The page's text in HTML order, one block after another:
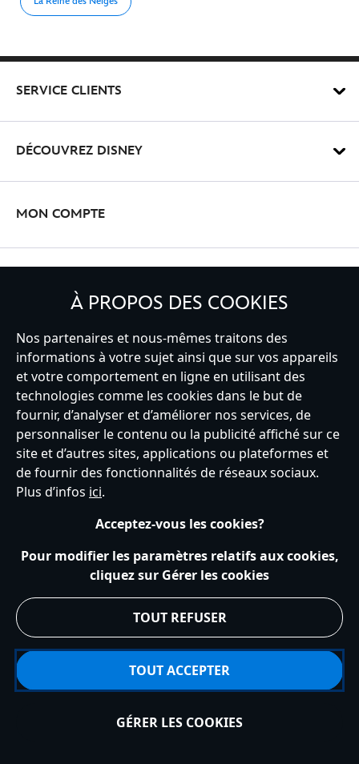
Épuisé
5004052510002M.html
SERVICE CLIENTS
DÉCOUVREZ DISNEY
MON COMPTE
France
Service clients Conditions d’utilisation
Trouver un magasin
Plan du site
Règles de respect de la vie privée
Politique de cookies
Notice relative à la confidentialité
Conditions générales de vente
À PROPOS DES COOKIES
Nos partenaires et nous-mêmes traitons des
informations à votre sujet ainsi que sur vos appareils
et votre comportement en ligne en utilisant des
technologies comme les cookies dans le but de
fournir, d’analyser et d’améliorer nos services, de
personnaliser le contenu ou la publicité affiché sur ce
site et d’autres sites, applications ou plateformes et
de fournir des fonctionnalités de réseaux sociaux.
Plus d’infos ici.
Acceptez-vous les cookies?
Pour modifier les paramètres relatifs aux cookies,
cliquez sur Gérer les cookies
TOUT REFUSER
TOUT ACCEPTER
GÉRER LES COOKIES